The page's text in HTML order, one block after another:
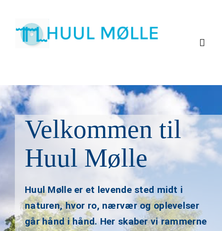
content
Om Huul
Huul Mølles
Velkommen til
Huul Mølle
Huul Mølle er et levende sted midt i
naturen, hvor ro, nærvær og oplevelser
går hånd i hånd. Her skaber vi rammerne